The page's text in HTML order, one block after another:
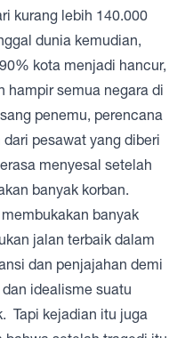
kurang lebih 140.000
dunia kemudian,
kota menjadi hancur,
hampir semua negara di
penemu, perencana
pesawat yang diberi
menyesal setelah
banyak korban.
banyak
jalan terbaik dalam
dan penjajahan demi
idealisme suatu
Tapi kejadian itu juga